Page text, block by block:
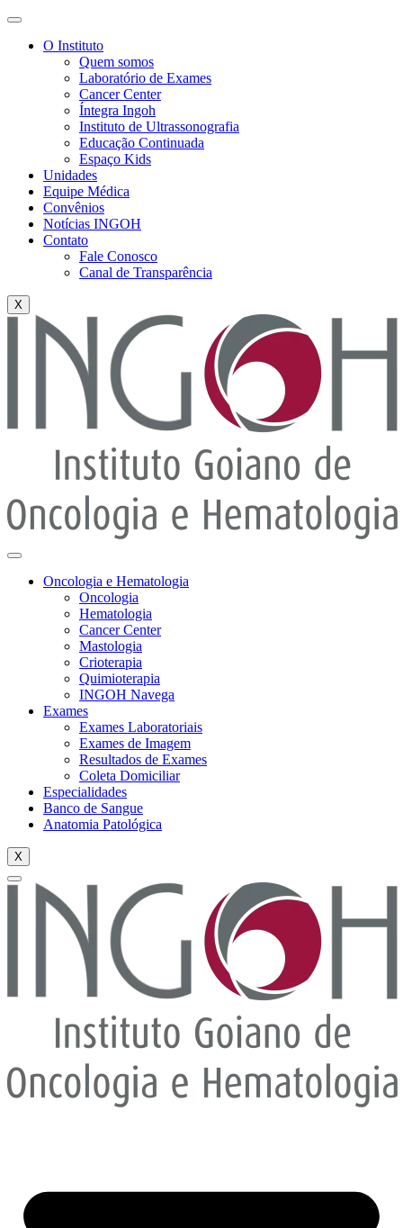
O Instituto
Quem somos
Laboratório de Exames
Cancer Center
Íntegra Ingoh
Instituto de Ultrassonografia
Educação Continuada
Espaço Kids
Unidades
Equipe Médica
Convênios
Notícias INGOH
Contato
Fale Conosco
Canal de Transparência
X
Oncologia e Hematologia
Oncologia
Hematologia
Cancer Center
Mastologia
Crioterapia
Quimioterapia
INGOH Navega
Exames
Exames Laboratoriais
Exames de Imagem
Resultados de Exames
Coleta Domiciliar
Especialidades
Banco de Sangue
Anatomia Patológica
X